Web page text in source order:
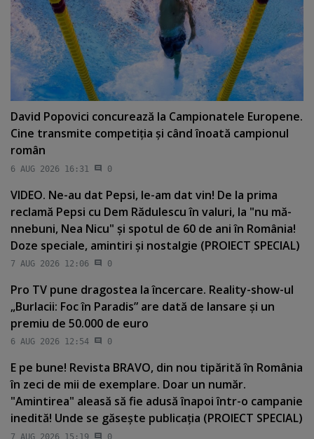
David Popovici concurează la Campionatele Europene.
Cine transmite competiţia şi când înoată campionul
român
6 AUG 2026 16:31 0
VIDEO. Ne-au dat Pepsi, le-am dat vin! De la prima
reclamă Pepsi cu Dem Rădulescu în valuri, la "nu mă-
nnebuni, Nea Nicu" şi spotul de 60 de ani în România!
Doze speciale, amintiri şi nostalgie (PROIECT SPECIAL)
7 AUG 2026 12:06 0
Pro TV pune dragostea la încercare. Reality-show-ul
„Burlacii: Foc în Paradis” are dată de lansare şi un
premiu de 50.000 de euro
6 AUG 2026 12:54 0
E pe bune! Revista BRAVO, din nou tipărită în România
în zeci de mii de exemplare. Doar un număr.
"Amintirea" aleasă să fie adusă înapoi într-o campanie
inedită! Unde se găseşte publicaţia (PROIECT SPECIAL)
7 AUG 2026 15:19 0